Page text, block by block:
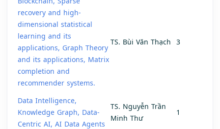
recovery and high-
dimensional statistical
learning and its
applications, Graph Theory
and its applications, Matrix
completion and
recommender systems.
TS. Bùi Văn Thạch 3
Data Intelligence,
Knowledge Graph, Data-
Centric AI, AI Data Agents
TS. Nguyễn Trần
Minh Thư
1